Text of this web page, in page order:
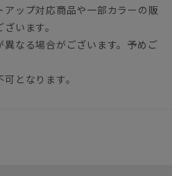
ップ対応商品や一部カラーの販
います。
なる場合がございます。予めご
となります。